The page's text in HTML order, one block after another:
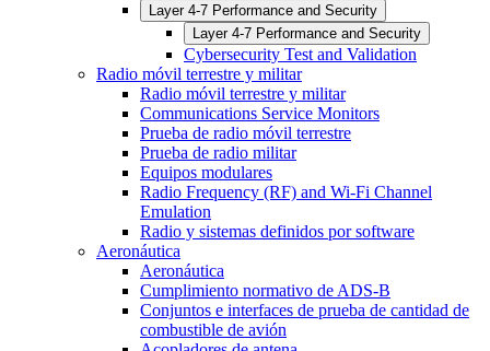
Layer 4-7 Performance and Security
Layer 4-7 Performance and Security
Cybersecurity Test and Validation
Radio móvil terrestre y militar
Radio móvil terrestre y militar
Communications Service Monitors
Prueba de radio móvil terrestre
Prueba de radio militar
Equipos modulares
Radio Frequency (RF) and Wi-Fi Channel
Emulation
Radio y sistemas definidos por software
Aeronáutica
Aeronáutica
Cumplimiento normativo de ADS-B
Conjuntos e interfaces de prueba de cantidad de
combustible de avión